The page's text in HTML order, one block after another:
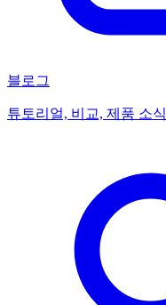
블로그
튜토리얼, 비교, 제품 소식